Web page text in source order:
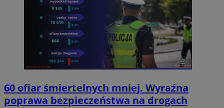
60 ofiar śmiertelnych mniej. Wyraźna
poprawa bezpieczeństwa na drogach